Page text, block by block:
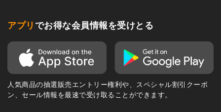
アプリ でお得な会員情報を受けとる
人気商品の抽選販売エントリー権利や、スペシャル割引クーポ
ン、セール情報を最速で受け取ることができます。